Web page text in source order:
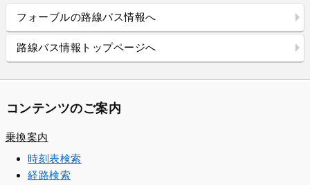
フォーブルの路線バス情報へ
路線バス情報トップページへ
コンテンツのご案内
乗換案内
時刻表検索
経路検索